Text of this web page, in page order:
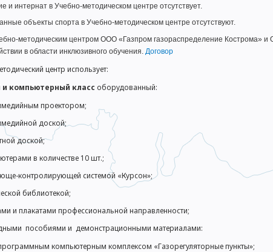
и интернат в Учебно-методическом центре отсутствует.
объекты спорта в Учебно-методическом центре отсутствуют.
методическим центром ООО «Газпром газораспределение Кострома»
в области инклюзивного обучения. Договор
центр использует:
компьютерный класс оборудованный:
проектором;
доской;
доской;
в количестве 10 шт.;
контролирующей системой «Курсон»;
библиотекой;
и плакатами профессиональной направленности;
пособиями и демонстрационными материалами:
компьютерным комплексом «Газорегуляторные пункты»;